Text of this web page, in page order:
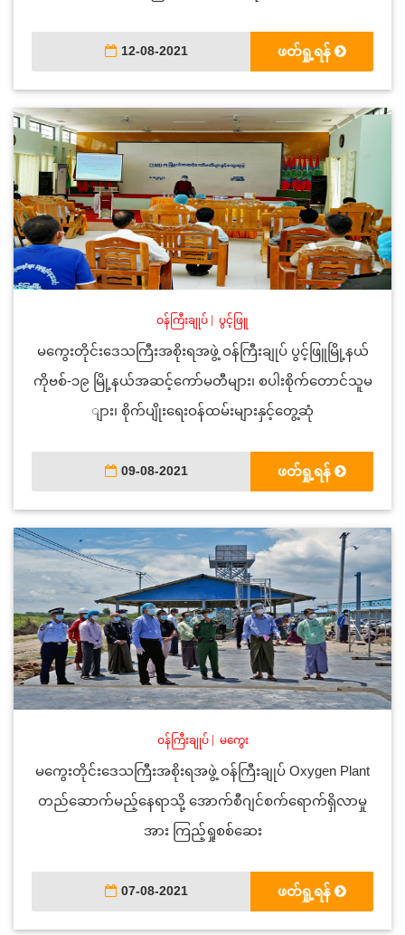
12-08-2021 ဖတ်ရှု့ရန်
ဝန်ကြီးချုပ် ပွင့်ဖြူ
မကွေးတိုင်းဒေသကြီးအစိုးရအဖွဲ့ ဝန်ကြီးချုပ် ပွင့်ဖြူမြို့နယ်
ကိုဗစ်-၁၉ မြို့နယ်အဆင့်ကော်မတီများ၊ စပါးစိုက်တောင်သူမ
ျား၊ စိုက်ပျိုးရေးဝန်ထမ်းများနှင့်တွေ့ဆုံ
09-08-2021 ဖတ်ရှု့ရန်
ဝန်ကြီးချုပ်| မကွေး
မကွေးတိုင်းဒေသကြီးအစိုးရအဖွဲ့ ဝန်ကြီးချုပ် Oxygen Plant
တည်ဆောက်မည့်နေရာသို့ အောက်စီဂျင်စက်ရောက်ရှိလာမှု
အား ကြည့်ရှုစစ်ဆေး
07-08-2021 ဖတ်ရှု့ရန်